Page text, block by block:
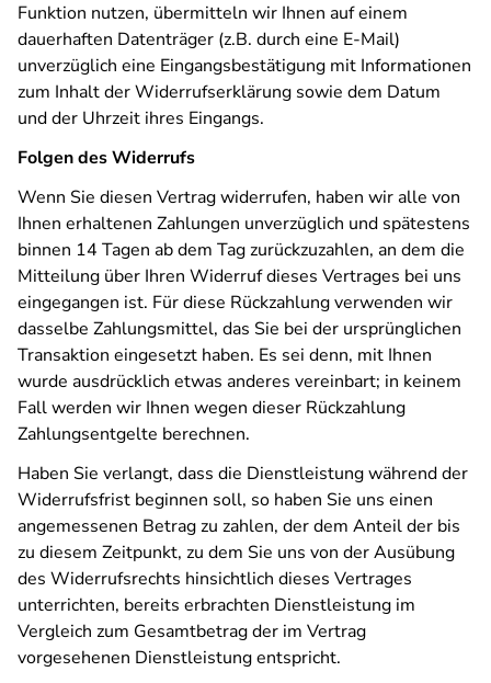
Funktion nutzen, übermitteln wir Ihnen auf einem
dauerhaften Datenträger (z.B. durch eine E-Mail)
unverzüglich eine Eingangsbestätigung mit Informationen
zum Inhalt der Widerrufserklärung sowie dem Datum
und der Uhrzeit ihres Eingangs.
Folgen des Widerrufs
Wenn Sie diesen Vertrag widerrufen, haben wir alle von
Ihnen erhaltenen Zahlungen unverzüglich und spätestens
binnen 14 Tagen ab dem Tag zurückzuzahlen, an dem die
Mitteilung über Ihren Widerruf dieses Vertrages bei uns
eingegangen ist. Für diese Rückzahlung verwenden wir
dasselbe Zahlungsmittel, das Sie bei der ursprünglichen
Transaktion eingesetzt haben. Es sei denn, mit Ihnen
wurde ausdrücklich etwas anderes vereinbart; in keinem
Fall werden wir Ihnen wegen dieser Rückzahlung
Zahlungsentgelte berechnen.
Haben Sie verlangt, dass die Dienstleistung während der
Widerrufsfrist beginnen soll, so haben Sie uns einen
angemessenen Betrag zu zahlen, der dem Anteil der bis
zu diesem Zeitpunkt, zu dem Sie uns von der Ausübung
des Widerrufsrechts hinsichtlich dieses Vertrages
unterrichten, bereits erbrachten Dienstleistung im
Vergleich zum Gesamtbetrag der im Vertrag
vorgesehenen Dienstleistung entspricht.